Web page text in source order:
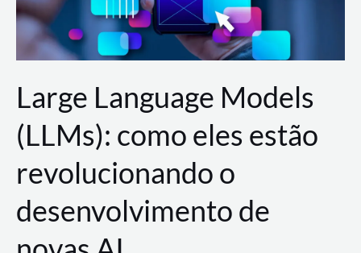
Large Language Models
(LLMs): como eles estão
revolucionando o
desenvolvimento de